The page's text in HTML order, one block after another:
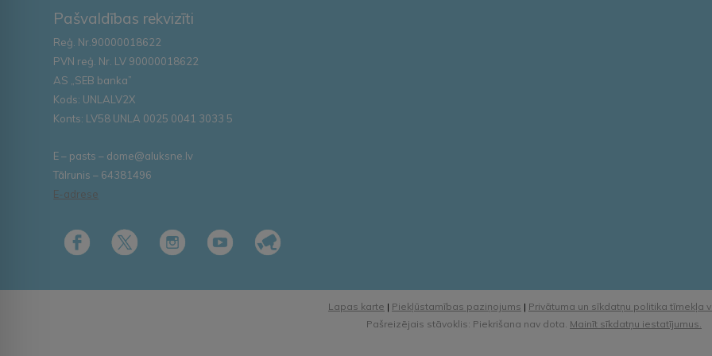
Pašvaldības rekvizīti
Reģ. Nr.90000018622
PVN reģ. Nr. LV 90000018622
AS „SEB banka”
Kods: UNLALV2X
Konts: LV58 UNLA 0025 0041 3033 5
E – pasts – dome@aluksne.lv
Tālrunis – 64381496
E-adrese
Lapas karte | Piekļūstamības paziņojums | Privātuma un sīkdatņu politika tīmekļa
Pašreizējais stāvoklis: Piekrišana nav dota. Mainīt sīkdatņu iestatījumus.